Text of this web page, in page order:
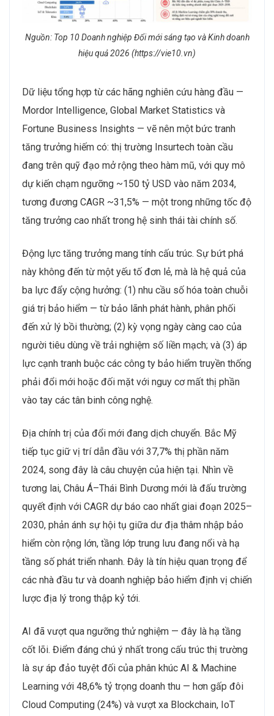
Nguồn: Top 10 Doanh nghiệp Đổi mới sáng tạo và Kinh doanh
hiệu quả 2026 (https://vie10.vn)
Dữ liệu tổng hợp từ các hãng nghiên cứu hàng đầu —
Mordor Intelligence, Global Market Statistics và
Fortune Business Insights — vẽ nên một bức tranh
tăng trưởng hiếm có: thị trường Insurtech toàn cầu
đang trên quỹ đạo mở rộng theo hàm mũ, với quy mô
dự kiến chạm ngưỡng ~150 tỷ USD vào năm 2034,
tương đương CAGR ~31,5% — một trong những tốc độ
tăng trưởng cao nhất trong hệ sinh thái tài chính số.
Động lực tăng trưởng mang tính cấu trúc. Sự bứt phá
này không đến từ một yếu tố đơn lẻ, mà là hệ quả của
ba lực đẩy cộng hưởng: (1) nhu cầu số hóa toàn chuỗi
giá trị bảo hiểm — từ bảo lãnh phát hành, phân phối
đến xử lý bồi thường; (2) kỳ vọng ngày càng cao của
người tiêu dùng về trải nghiệm số liền mạch; và (3) áp
lực cạnh tranh buộc các công ty bảo hiểm truyền thống
phải đổi mới hoặc đối mặt với nguy cơ mất thị phần
vào tay các tân binh công nghệ.
Địa chính trị của đổi mới đang dịch chuyển. Bắc Mỹ
tiếp tục giữ vị trí dẫn đầu với 37,7% thị phần năm
2024, song đây là câu chuyện của hiện tại. Nhìn về
tương lai, Châu Á–Thái Bình Dương mới là đấu trường
quyết định với CAGR dự báo cao nhất giai đoạn 2025–
2030, phản ánh sự hội tụ giữa dư địa thâm nhập bảo
hiểm còn rộng lớn, tầng lớp trung lưu đang nổi và hạ
tầng số phát triển nhanh. Đây là tín hiệu quan trọng để
các nhà đầu tư và doanh nghiệp bảo hiểm định vị chiến
lược địa lý trong thập kỷ tới.
AI đã vượt qua ngưỡng thử nghiệm — đây là hạ tầng
cốt lõi. Điểm đáng chú ý nhất trong cấu trúc thị trường
là sự áp đảo tuyệt đối của phân khúc AI & Machine
Learning với 48,6% tỷ trọng doanh thu — hơn gấp đôi
Cloud Computing (24%) và vượt xa Blockchain, IoT